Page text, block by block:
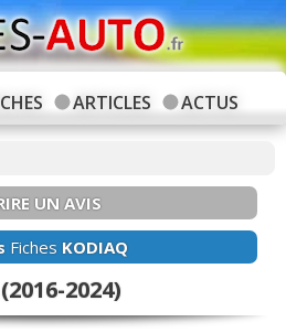
ARTICLES ACTUS
UN AVIS
Fiches KODIAQ
2024)